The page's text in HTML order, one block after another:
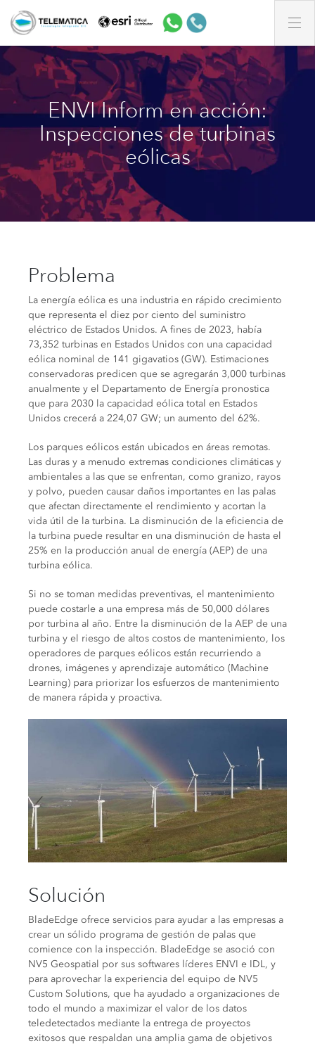
ENVI Inform en acción:
Inspecciones de turbinas
eólicas
Problema
La energía eólica es una industria en rápido crecimiento
que representa el diez por ciento del suministro
eléctrico de Estados Unidos. A fines de 2023, había
73,352 turbinas en Estados Unidos con una capacidad
eólica nominal de 141 gigavatios (GW). Estimaciones
conservadoras predicen que se agregarán 3,000 turbinas
anualmente y el Departamento de Energía pronostica
que para 2030 la capacidad eólica total en Estados
Unidos crecerá a 224,07 GW; un aumento del 62%.
Los parques eólicos están ubicados en áreas remotas.
Las duras y a menudo extremas condiciones climáticas y
ambientales a las que se enfrentan, como granizo, rayos
y polvo, pueden causar daños importantes en las palas
que afectan directamente el rendimiento y acortan la
vida útil de la turbina. La disminución de la eficiencia de
la turbina puede resultar en una disminución de hasta el
25% en la producción anual de energía (AEP) de una
turbina eólica.
Si no se toman medidas preventivas, el mantenimiento
puede costarle a una empresa más de 50,000 dólares
por turbina al año. Entre la disminución de la AEP de una
turbina y el riesgo de altos costos de mantenimiento, los
operadores de parques eólicos están recurriendo a
drones, imágenes y aprendizaje automático (Machine
Learning) para priorizar los esfuerzos de mantenimiento
de manera rápida y proactiva.
Solución
BladeEdge ofrece servicios para ayudar a las empresas a
crear un sólido programa de gestión de palas que
comience con la inspección. BladeEdge se asoció con
NV5 Geospatial por sus softwares líderes ENVI e IDL, y
para aprovechar la experiencia del equipo de NV5
Custom Solutions, que ha ayudado a organizaciones de
todo el mundo a maximizar el valor de los datos
teledetectados mediante la entrega de proyectos
exitosos que respaldan una amplia gama de objetivos